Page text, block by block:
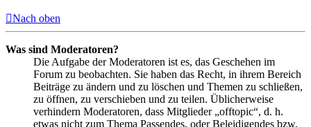
Nach oben
Was sind Moderatoren?
Die Aufgabe der Moderatoren ist es, das Geschehen im
Forum zu beobachten. Sie haben das Recht, in ihrem Bereich
Beiträge zu ändern und zu löschen und Themen zu schließen,
zu öffnen, zu verschieben und zu teilen. Üblicherweise
verhindern Moderatoren, dass Mitglieder „offtopic“, d. h.
etwas nicht zum Thema Passendes, oder Beleidigendes bzw.